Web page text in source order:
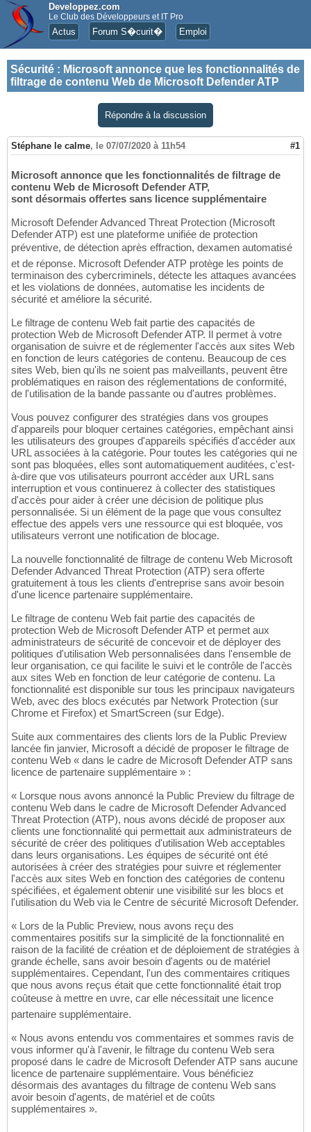
Developpez.com
Le Club des Développeurs et IT Pro
Actus Forum S�curit� Emploi
Sécurité : Microsoft annonce que les fonctionnalités de
filtrage de contenu Web de Microsoft Defender ATP
Répondre à la discussion
Stéphane le calme, le 07/07/2020 à 11h54 #1
Microsoft annonce que les fonctionnalités de filtrage de
contenu Web de Microsoft Defender ATP,
sont désormais offertes sans licence supplémentaire
Microsoft Defender Advanced Threat Protection (Microsoft
Defender ATP) est une plateforme unifiée de protection
préventive, de détection après effraction, dexamen automatisé
et de réponse. Microsoft Defender ATP protège les points de
terminaison des cybercriminels, détecte les attaques avancées
et les violations de données, automatise les incidents de
sécurité et améliore la sécurité.
Le filtrage de contenu Web fait partie des capacités de
protection Web de Microsoft Defender ATP. Il permet à votre
organisation de suivre et de réglementer l'accès aux sites Web
en fonction de leurs catégories de contenu. Beaucoup de ces
sites Web, bien qu'ils ne soient pas malveillants, peuvent être
problématiques en raison des réglementations de conformité,
de l'utilisation de la bande passante ou d'autres problèmes.
Vous pouvez configurer des stratégies dans vos groupes
d'appareils pour bloquer certaines catégories, empêchant ainsi
les utilisateurs des groupes d'appareils spécifiés d'accéder aux
URL associées à la catégorie. Pour toutes les catégories qui ne
sont pas bloquées, elles sont automatiquement auditées, c'est-
à-dire que vos utilisateurs pourront accéder aux URL sans
interruption et vous continuerez à collecter des statistiques
d'accès pour aider à créer une décision de politique plus
personnalisée. Si un élément de la page que vous consultez
effectue des appels vers une ressource qui est bloquée, vos
utilisateurs verront une notification de blocage.
La nouvelle fonctionnalité de filtrage de contenu Web Microsoft
Defender Advanced Threat Protection (ATP) sera offerte
gratuitement à tous les clients d'entreprise sans avoir besoin
d'une licence partenaire supplémentaire.
Le filtrage de contenu Web fait partie des capacités de
protection Web de Microsoft Defender ATP et permet aux
administrateurs de sécurité de concevoir et de déployer des
politiques d'utilisation Web personnalisées dans l'ensemble de
leur organisation, ce qui facilite le suivi et le contrôle de l'accès
aux sites Web en fonction de leur catégorie de contenu. La
fonctionnalité est disponible sur tous les principaux navigateurs
Web, avec des blocs exécutés par Network Protection (sur
Chrome et Firefox) et SmartScreen (sur Edge).
Suite aux commentaires des clients lors de la Public Preview
lancée fin janvier, Microsoft a décidé de proposer le filtrage de
contenu Web « dans le cadre de Microsoft Defender ATP sans
licence de partenaire supplémentaire » :
« Lorsque nous avons annoncé la Public Preview du filtrage de
contenu Web dans le cadre de Microsoft Defender Advanced
Threat Protection (ATP), nous avons décidé de proposer aux
clients une fonctionnalité qui permettait aux administrateurs de
sécurité de créer des politiques d'utilisation Web acceptables
dans leurs organisations. Les équipes de sécurité ont été
autorisées à créer des stratégies pour suivre et réglementer
l'accès aux sites Web en fonction des catégories de contenu
spécifiées, et également obtenir une visibilité sur les blocs et
l'utilisation du Web via le Centre de sécurité Microsoft Defender.
« Lors de la Public Preview, nous avons reçu des
commentaires positifs sur la simplicité de la fonctionnalité en
raison de la facilité de création et de déploiement de stratégies à
grande échelle, sans avoir besoin d'agents ou de matériel
supplémentaires. Cependant, l'un des commentaires critiques
que nous avons reçus était que cette fonctionnalité était trop
coûteuse à mettre en uvre, car elle nécessitait une licence
partenaire supplémentaire.
« Nous avons entendu vos commentaires et sommes ravis de
vous informer qu'à l'avenir, le filtrage du contenu Web sera
proposé dans le cadre de Microsoft Defender ATP sans aucune
licence de partenaire supplémentaire. Vous bénéficiez
désormais des avantages du filtrage de contenu Web sans
avoir besoin d'agents, de matériel et de coûts
supplémentaires ».